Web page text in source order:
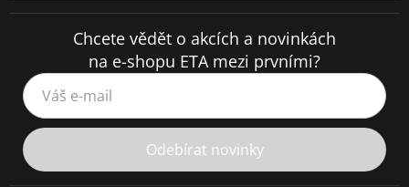
Chcete vědět o akcích a novinkách
na e-shopu ETA mezi prvními?
Váš e-mail
Odebírat novinky